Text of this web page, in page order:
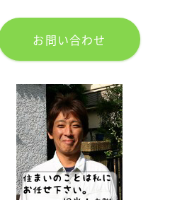
お問い合わせ